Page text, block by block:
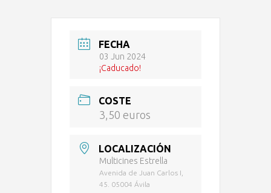
FECHA
03 Jun 2024
¡Caducado!
COSTE
3,50 euros
LOCALIZACIÓN
Multicines Estrella
Avenida de Juan Carlos I,
45. 05004 Ávila